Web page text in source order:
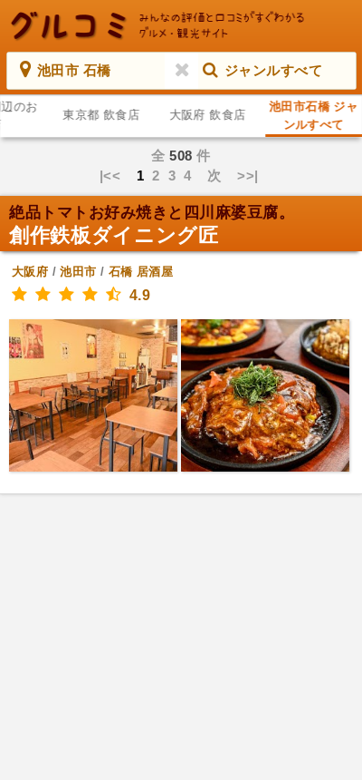
池田市 石橋 ジャンルすべて
のお
東京都 飲食店 大阪府 飲食店
池田市石橋 ジャ
ンルすべて
全508 件
|<< 12 3 4 次 >>|
絶品トマトお好み焼きと四川麻婆豆腐。
創作鉄板ダイニング匠
大阪府 /池田市 / 石橋 居酒屋
4.9